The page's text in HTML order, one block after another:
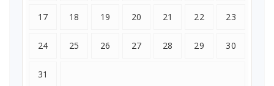
17 18 19 20 21 22 23
24 25 26 27 28 29 30
31